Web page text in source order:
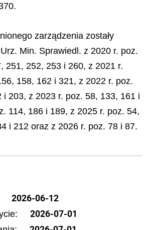
zarządzenia zostały
Min. Sprawiedl. z 2020 r. poz.
251, 252, 253 i 260, z 2021 r.
158, 162 i 321, z 2022 r. poz.
i 203, z 2023 r. poz. 58, 133, 161 i
114, 186 i 189, z 2025 r. poz. 54,
i 212 oraz z 2026 r. poz. 78 i 87.
2026-06-12
2026-07-01